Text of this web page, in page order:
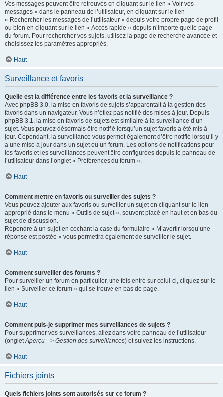
Vos messages peuvent être retrouvés en cliquant sur le lien « Voir vos
messages » dans le panneau de l’utilisateur, en cliquant sur le lien
« Rechercher les messages de l’utilisateur » depuis votre propre page de profil
ou bien en cliquant sur le lien « Accès rapide » depuis n’importe quelle page
du forum. Pour rechercher vos sujets, utilisez la page de recherche avancée et
choisissez les paramètres appropriés.
Haut
Surveillance et favoris
Quelle est la différence entre les favoris et la surveillance ?
Avec phpBB 3.0, la mise en favoris de sujets s’apparentait à la gestion des
favoris dans un navigateur. Vous n’étiez pas notifié des mises à jour. Depuis
phpBB 3.1, la mise en favoris de sujets est similaire à la surveillance d’un
sujet. Vous pouvez désormais être notifié lorsqu’un sujet favoris a été mis à
jour. Cependant, la surveillance vous permet également d’être notifié lorsqu’il y
a une mise à jour dans un sujet ou un forum. Les options de notifications pour
les favoris et les surveillances peuvent être configurées depuis le panneau de
l’utilisateur dans l’onglet « Préférences du forum ».
Haut
Comment mettre en favoris ou surveiller des sujets ?
Vous pouvez ajouter aux favoris ou surveiller un sujet en cliquant sur le lien
approprié dans le menu « Outils de sujet », souvent placé en haut et en bas du
sujet de discussion.
Répondre à un sujet en cochant la case du formulaire « M’avertir lorsqu’une
réponse est postée » vous permettra également de surveiller le sujet.
Haut
Comment surveiller des forums ?
Pour surveiller un forum en particulier, une fois entré sur celui-ci, cliquez sur le
lien « Surveiller ce forum » qui se trouve en bas de page.
Haut
Comment puis-je supprimer mes surveillances de sujets ?
Pour supprimer vos surveillances, allez dans votre panneau de l’utilisateur
(ongletAperçu --> Gestion des surveillances) et suivez les instructions.
Haut
Fichiers joints
Quels fichiers joints sont autorisés sur ce forum ?